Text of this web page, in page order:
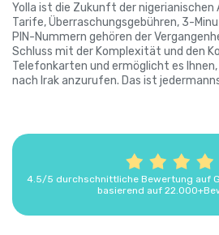
Yolla ist die Zukunft der nigerianischen
Tarife, Überraschungsgebühren, 3-
PIN-Nummern gehören der
Schluss mit der Komplexität und den
Telefonkarten und ermöglicht es
nach Irak anzurufen. Das ist
4.5/5 durchschnittliche Bewertung auf
basierend auf